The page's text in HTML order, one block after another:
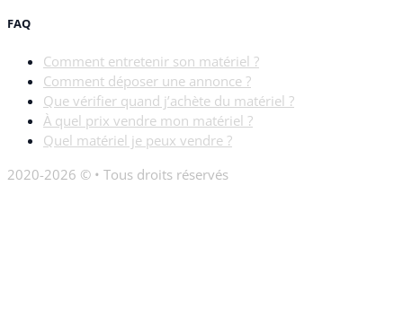
FAQ
Comment entretenir son matériel ?
Comment déposer une annonce ?
Que vérifier quand j’achète du matériel ?
À quel prix vendre mon matériel ?
Quel matériel je peux vendre ?
2020-2026 © • Tous droits réservés